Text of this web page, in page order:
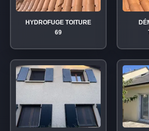
HYDROFUGE TOITURE
69